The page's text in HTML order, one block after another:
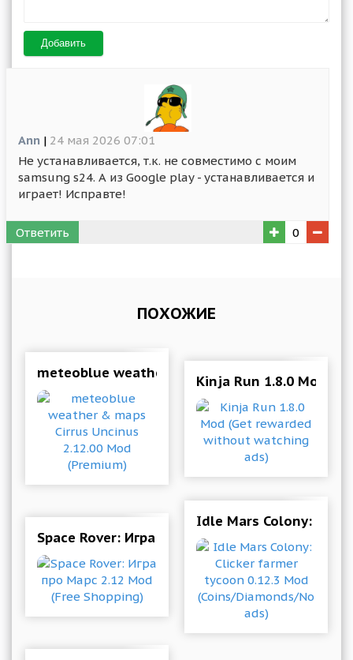
Добавить
Ann | 24 мая 2026 07:01
Не устанавливается, т.к. не совместимо с моим
samsung s24. А из Google play - устанавливается и
играет! Исправте!
Ответить 0
ПОХОЖИЕ
meteoblue weather & maps Cirrus Uncinus
Kinja Run 1.8.0 Mod
Space Rover: Игра про Марс 2.12 Mod (Free
Idle Mars Colony: